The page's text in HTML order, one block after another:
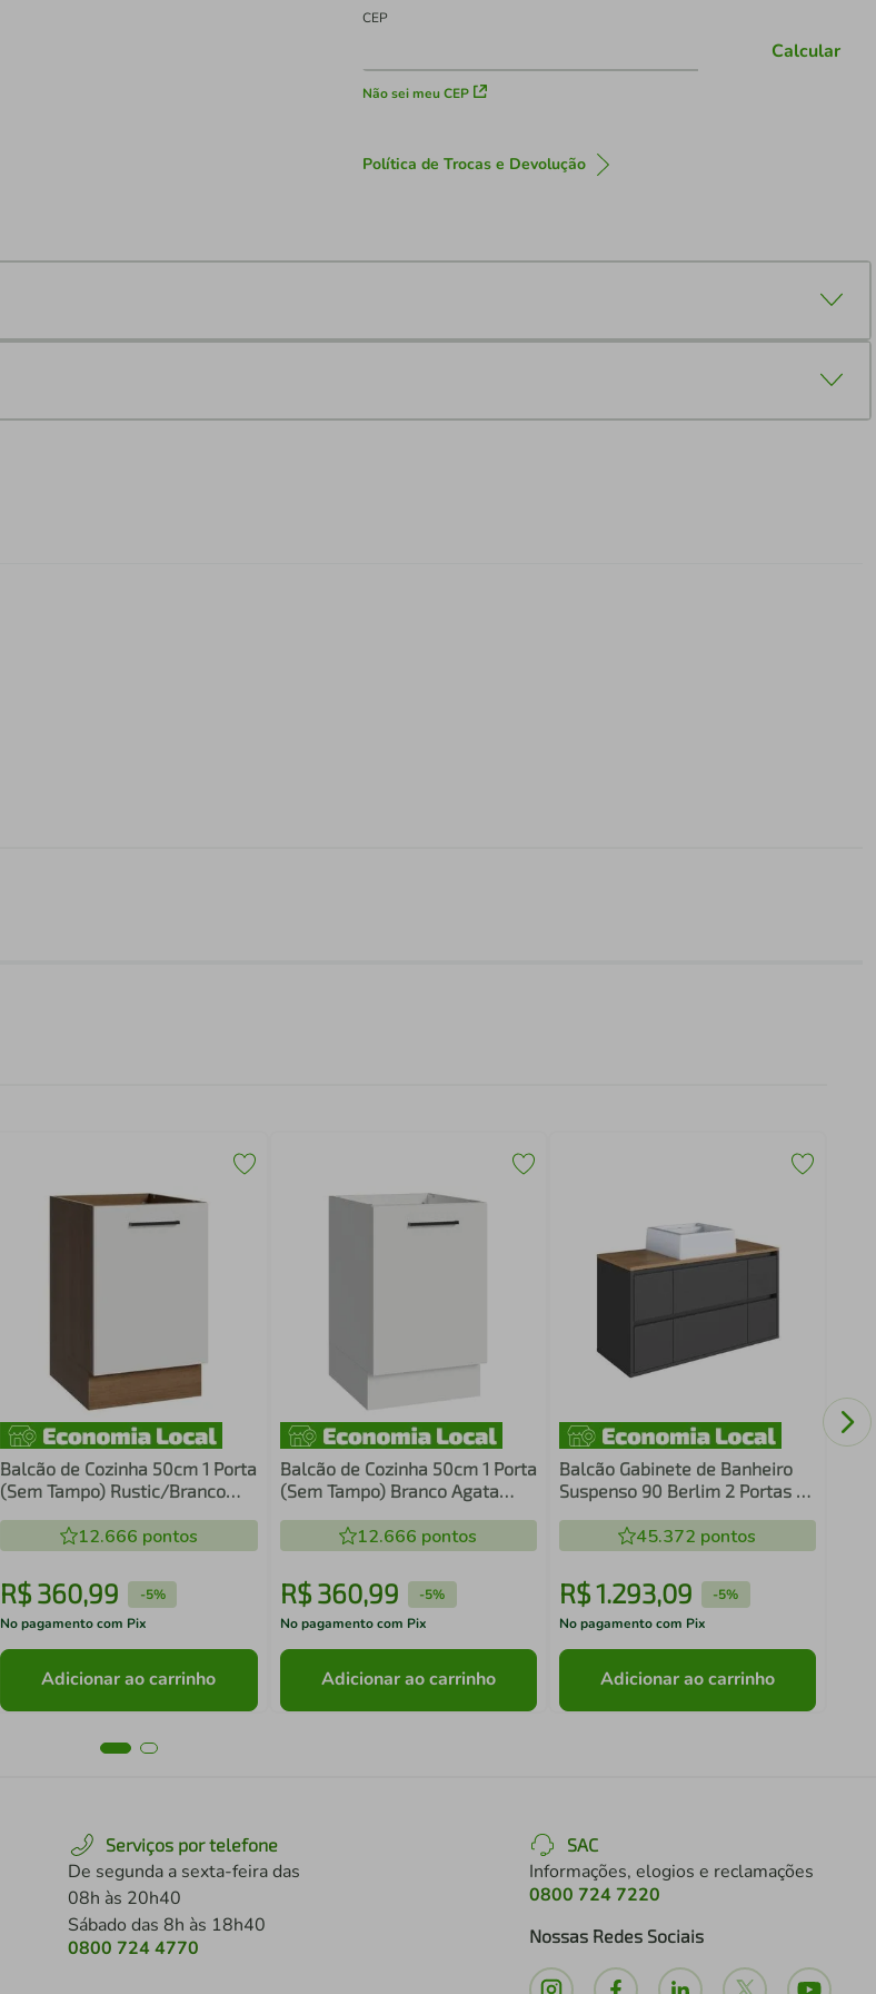
CEP
Não sei meu CEP
Calcular
Política de Trocas e Devolução
Balcão de Cozinha 50cm 1 Porta
(Sem Tampo) Rustic/Branco
12.666 pontos
R$360,99 -5%
No pagamento com Pix
Adicionar ao carrinho
Balcão de Cozinha 50cm 1 Porta
(Sem Tampo) Branco Agata
12.666 pontos
R$ 360,99 -5%
No pagamento com Pix
Adicionar ao carrinho
Balcão Gabinete de Banheiro
Suspenso 90 Berlim 2 Portas e
45.372 pontos
R$1.293,09 -5%
No pagamento com Pix
Adicionar ao carrinho
1
Serviços por telefone
De segunda a sexta-feira das
08h às 20h40
Sábado das 8h às 18h40
0800 724 4770
SAC
Informações, elogios e reclamações
0800 724 7220
Nossas Redes Sociais